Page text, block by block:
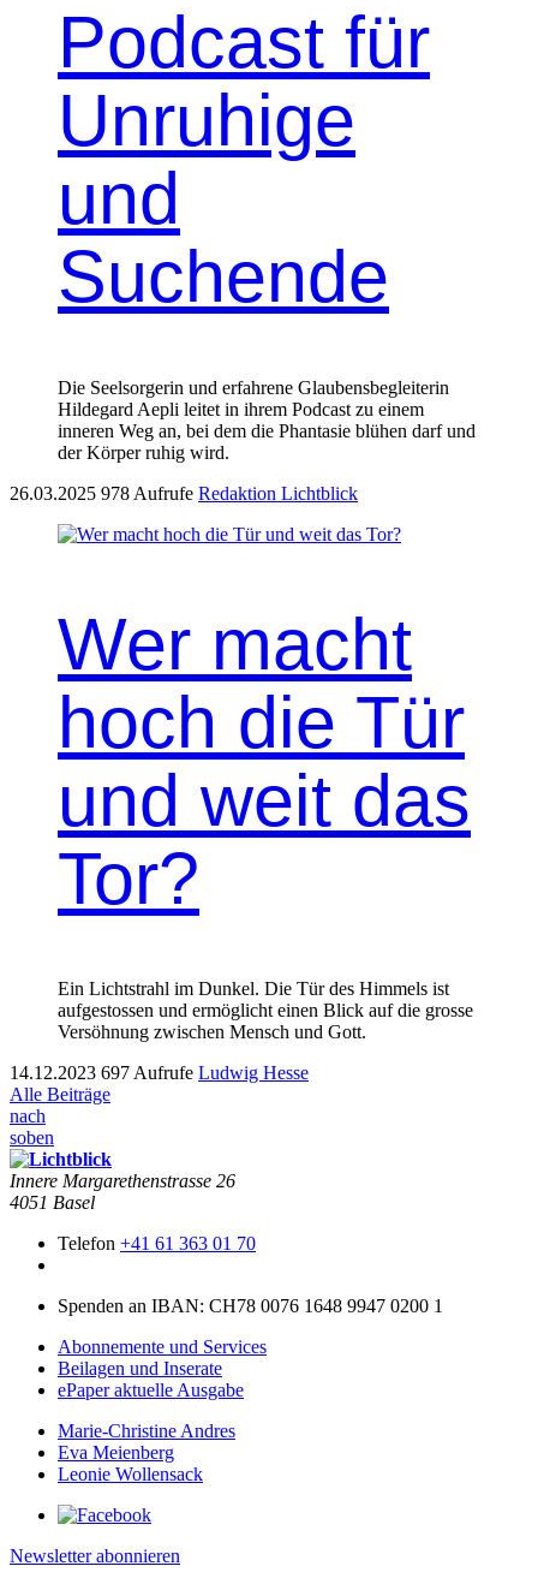
Podcast für
Unruhige
und
Suchende
Die Seelsorgerin und erfahrene Glaubensbegleiterin
Hildegard Aepli leitet in ihrem Podcast zu einem
inneren Weg an, bei dem die Phantasie blühen darf und
der Körper ruhig wird.
26.03.2025 978 Aufrufe Redaktion Lichtblick
Wer macht
hoch die Tür
und weit das
Tor?
Ein Lichtstrahl im Dunkel. Die Tür des Himmels ist
aufgestossen und ermöglicht einen Blick auf die grosse
Versöhnung zwischen Mensch und Gott.
14.12.2023 697 Aufrufe Ludwig Hesse
Alle Beiträge
nach
soben
Innere Mar­garethen­strasse 26
4051 Basel
Telefon +41 61 363 01 70
Spenden an IBAN: CH78 0076 1648 9947 0200 1
Abonnemente und Services
Beilagen und Inserate
ePaper aktuelle Ausgabe
Marie-Christine Andres
Eva Meienberg
Leonie Wollensack
Newsletter abonnieren